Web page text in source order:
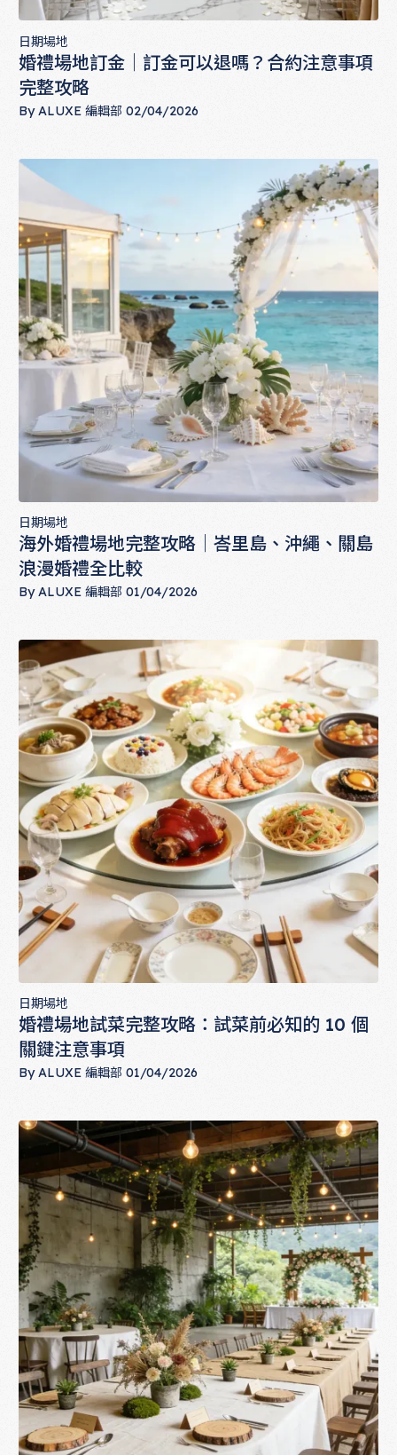
日期場地
婚禮場地訂金｜訂金可以退嗎？合約注意事項
完整攻略
ByALUXE 編輯部02/04/2026
日期場地
海外婚禮場地完整攻略｜峇里島、沖繩、關島
浪漫婚禮全比較
ByALUXE 編輯部01/04/2026
日期場地
婚禮場地試菜完整攻略：試菜前必知的 10 個
關鍵注意事項
ByALUXE 編輯部01/04/2026